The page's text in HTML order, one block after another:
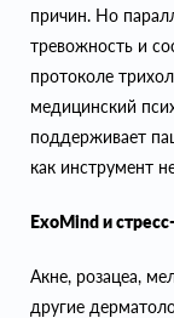
причин. Но
тревожность и
протоколе
медицинский
поддерживает
как инструмент
ExoMind и
Акне, розацеа,
другие